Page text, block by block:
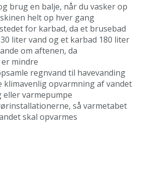
brug en balje, når du vasker op
helt op hver gang
for karbad, da et brusebad
liter vand og et karbad 180 liter
om aftenen, da
mindre
regnvand til havevanding
klimavenlig opvarmning af vandet
varmepumpe
så varmetabet
skal opvarmes